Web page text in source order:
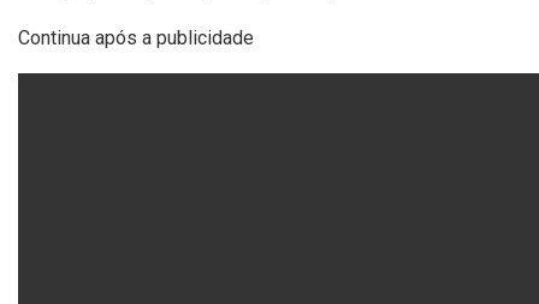
Continua após a publicidade